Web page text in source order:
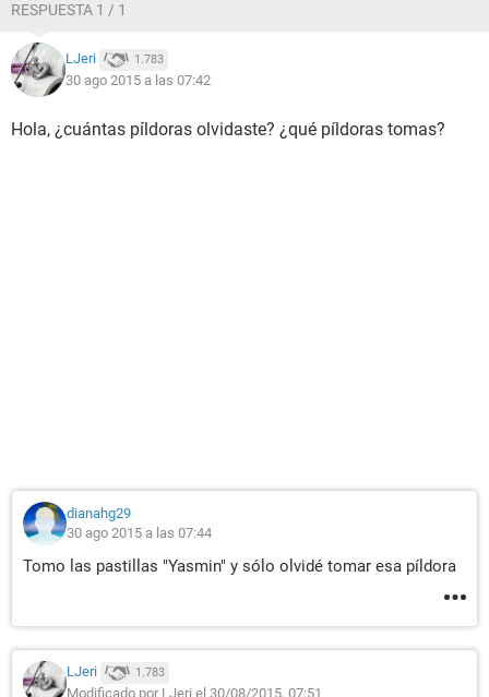
RESPUESTA 1 / 1
LJeri 1.783
30 ago 2015 a las 07:42
Hola, ¿cuántas píldoras olvidaste? ¿qué píldoras tomas?
dianahg29
30 ago 2015 a las 07:44
Tomo las pastillas "Yasmin" y sólo olvidé tomar esa píldora
LJeri 1.783
Modificado por LJeri el 30/08/2015, 07:51